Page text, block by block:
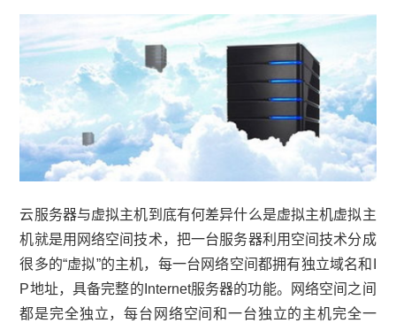
云服务器与虚拟主机到底有何差异什么是虚拟主机虚拟主
机就是用网络空间技术，把一台服务器利用空间技术分成
很多的“虚拟”的主机，每一台网络空间都拥有独立域名和I
P地址，具备完整的Internet服务器的功能。网络空间之间
都是完全独立，每台网络空间和一台独立的主机完全一